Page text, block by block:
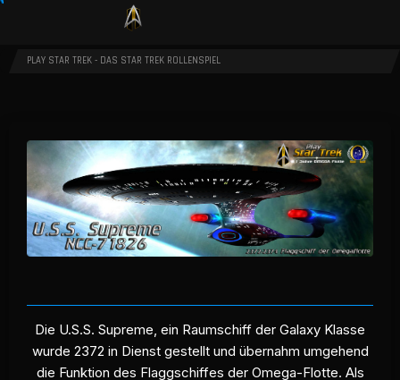
PLAY STAR TREK - DAS STAR TREK ROLLENSPIEL
Die U.S.S. Supreme, ein Raumschiff der Galaxy Klasse
wurde 2372 in Dienst gestellt und übernahm umgehend
die Funktion des Flaggschiffes der Omega-Flotte. Als